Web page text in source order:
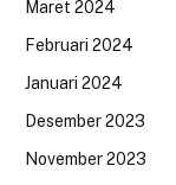
Maret 2024
Februari 2024
Januari 2024
Desember 2023
November 2023